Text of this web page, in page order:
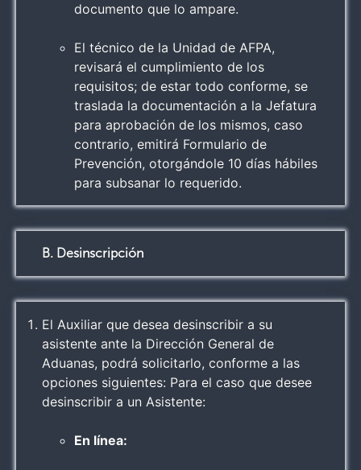
documento que lo ampare.
El técnico de la Unidad de AFPA,
revisará el cumplimiento de los
requisitos; de estar todo conforme, se
traslada la documentación a la Jefatura
para aprobación de los mismos, caso
contrario, emitirá Formulario de
Prevención, otorgándole 10 días hábiles
para subsanar lo requerido.
B. Desinscripción
El Auxiliar que desea desinscribir a su
asistente ante la Dirección General de
Aduanas, podrá solicitarlo, conforme a las
opciones siguientes: Para el caso que desee
desinscribir a un Asistente:
En línea: